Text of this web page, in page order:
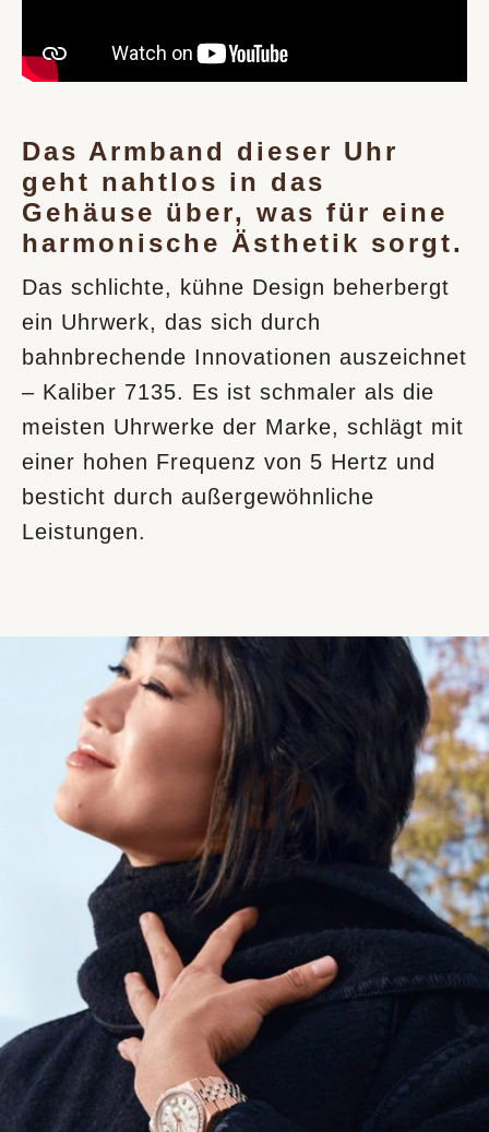
Das Armband dieser Uhr
geht nahtlos in das
Gehäuse über, was für eine
harmonische Ästhetik sorgt.
Das schlichte, kühne Design beherbergt
ein Uhrwerk, das sich durch
bahnbrechende Innovationen auszeichnet
– Kaliber 7135. Es ist schmaler als die
meisten Uhrwerke der Marke, schlägt mit
einer hohen Frequenz von 5 Hertz und
besticht durch außergewöhnliche
Leistungen.